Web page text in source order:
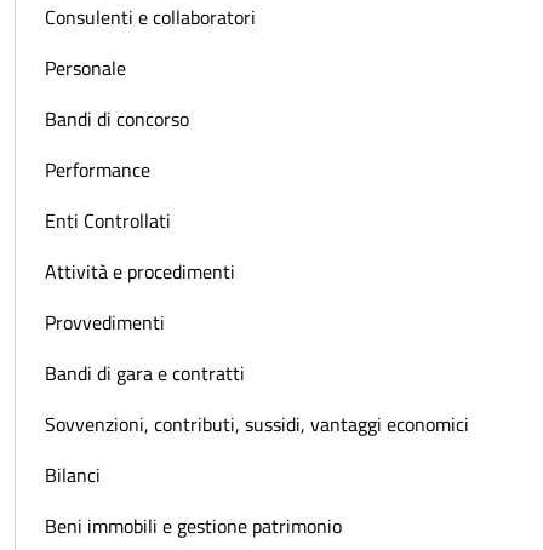
Consulenti e collaboratori
Personale
Bandi di concorso
Performance
Enti Controllati
Attività e procedimenti
Provvedimenti
Bandi di gara e contratti
Sovvenzioni, contributi, sussidi, vantaggi economici
Bilanci
Beni immobili e gestione patrimonio